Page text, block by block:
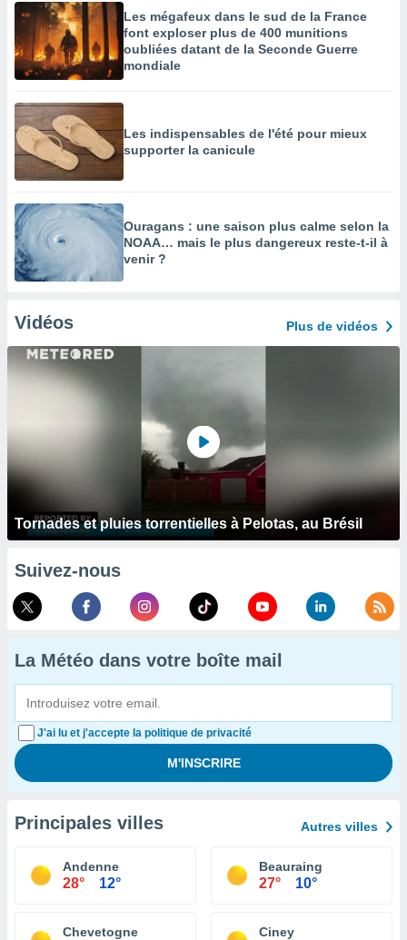
Les mégafeux dans le sud de la France
font exploser plus de 400 munitions
oubliées datant de la Seconde Guerre
mondiale
Les indispensables de l'été pour mieux
supporter la canicule
Ouragans : une saison plus calme selon la
NOAA… mais le plus dangereux reste-t-il à
venir ?
Vidéos Plus de vidéos
Tornades et pluies torrentielles à Pelotas, au Brésil
Suivez-nous
La Météo dans votre boîte mail
J'ai lu et j'accepte la politique de privacité
Principales villes Autres villes
Andenne
28° 12°
Beauraing
27° 10°
Chevetogne Ciney